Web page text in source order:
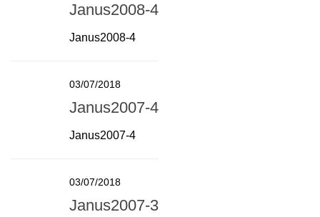
Janus2008-4
Janus2008-4
03/07/2018
Janus2007-4
Janus2007-4
03/07/2018
Janus2007-3